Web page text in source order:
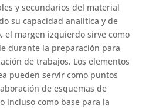
y secundarios del material
su capacidad analítica y de
el margen izquierdo sirve como
durante la preparación para
de trabajos. Los elementos
pueden servir como puntos
de esquemas de
incluso como base para la